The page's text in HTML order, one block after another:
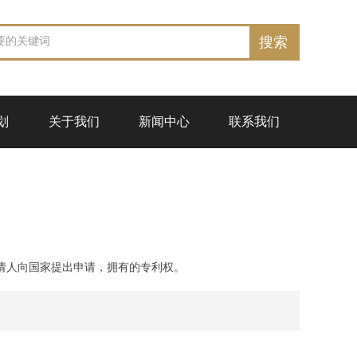
搜索
关于我们 新闻中心 联系我们
向国家提出申请，拥有的专利权。